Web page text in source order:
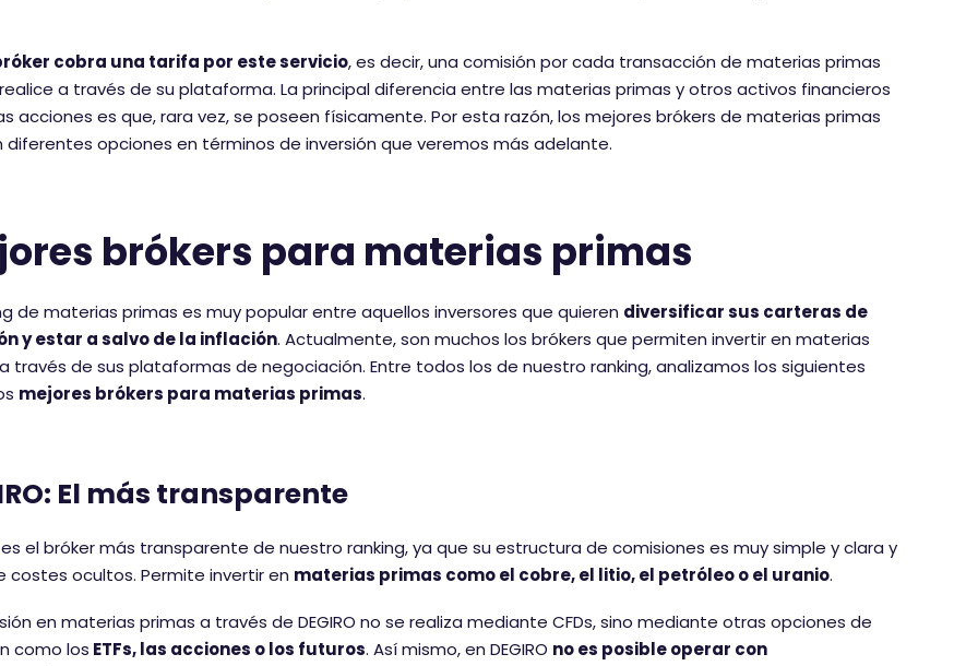
cobra una tarifa por este servicio, es decir, una comisión por cada transacción de materias primas
a través de su plataforma. La principal diferencia entre las materias primas y otros activos financieros
acciones es que, rara vez, se poseen físicamente. Por esta razón, los mejores brókers de materias primas
diferentes opciones en términos de inversión que veremos más adelante.
brókers para materias primas
de materias primas es muy popular entre aquellos inversores que quieren diversificar sus carteras de
y estar a salvo de la inflación. Actualmente, son muchos los brókers que permiten invertir en materias
través de sus plataformas de negociación. Entre todos los de nuestro ranking, analizamos los siguientes
mejores brókers para materias primas.
El más transparente
es el bróker más transparente de nuestro ranking, ya que su estructura de comisiones es muy simple y clara y
costes ocultos. Permite invertir en materias primas como el cobre, el litio, el petróleo o el uranio.
en materias primas a través de DEGIRO no se realiza mediante CFDs, sino mediante otras opciones de
como los ETFs, las acciones o los futuros. Así mismo, en DEGIRO no es posible operar con